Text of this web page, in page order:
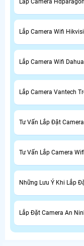
Lắp Camera
Lắp Camera Wifi
Lắp Camera Wifi
Lắp Camera Vantech
Tư Vấn Lắp Đặt
Tư Vấn Lắp Camera
Những Lưu Ý Khi Lắp
Lắp Đặt Camera An